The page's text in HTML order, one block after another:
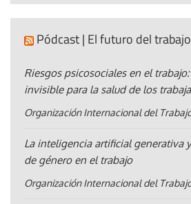
Pódcast | El futuro del trabajo
Riesgos psicosociales en el
invisible para la salud de los
Organización Internacional del
La inteligencia artificial generativa
de género en el trabajo
Organización Internacional del